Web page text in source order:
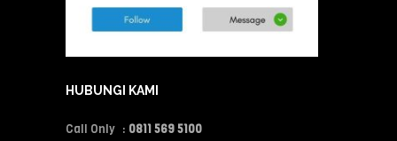
HUBUNGI KAMI
Call Only : 0811 569 5100